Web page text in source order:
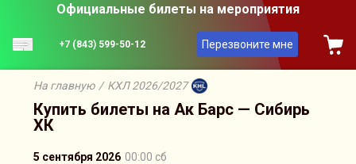
Официальные билеты на мероприятия
+7 (843) 599-50-12 Перезвоните мне
На главную / КХЛ 2026/2027
Купить билеты на Ак Барс — Сибирь
ХК
5 сентября 2026 00:00 сб